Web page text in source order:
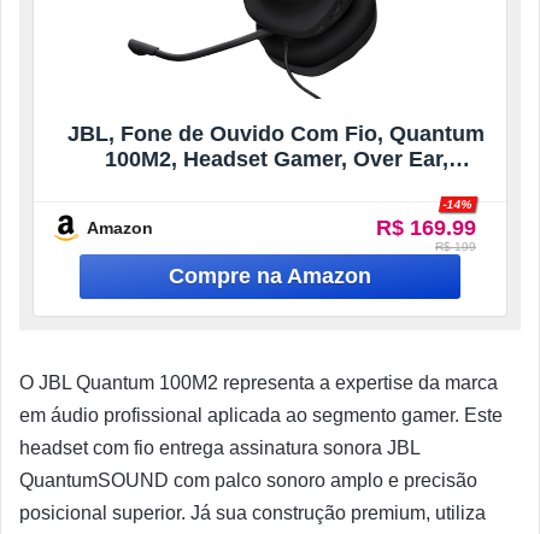
JBL, Fone de Ouvido Com Fio, Quantum
100M2, Headset Gamer, Over Ear,
Amazon R$ 169.99
-14%
R$ 199
O JBL Quantum 100M2 representa a expertise da marca
em áudio profissional aplicada ao segmento gamer. Este
headset com fio entrega assinatura sonora JBL
QuantumSOUND com palco sonoro amplo e precisão
posicional superior. Já sua construção premium, utiliza